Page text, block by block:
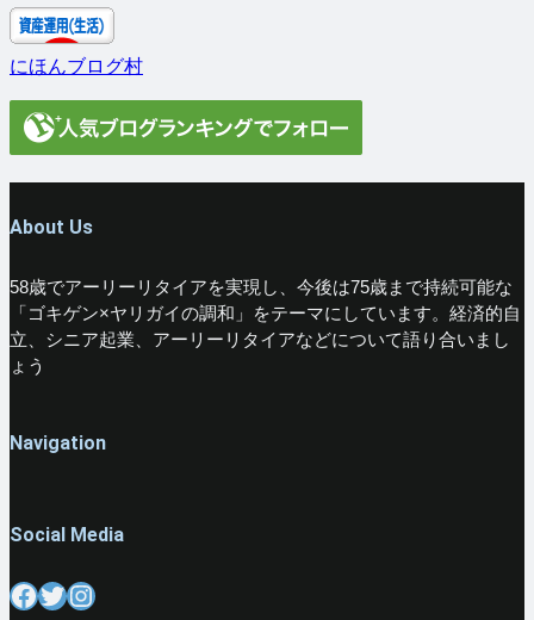
にほんブログ村
About Us
58歳でアーリーリタイアを実現し、今後は75歳まで持続可能な
「ゴキゲン×ヤリガイの調和」をテーマにしています。経済的自
立、シニア起業、アーリーリタイアなどについて語り合いまし
ょう
Navigation
Social Media
Facebook Twitter Instagram